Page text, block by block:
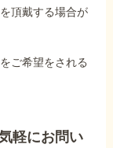
頂戴する場合が
ご希望をされる
軽にお問い